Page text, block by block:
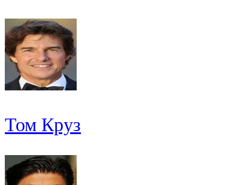
Том Круз